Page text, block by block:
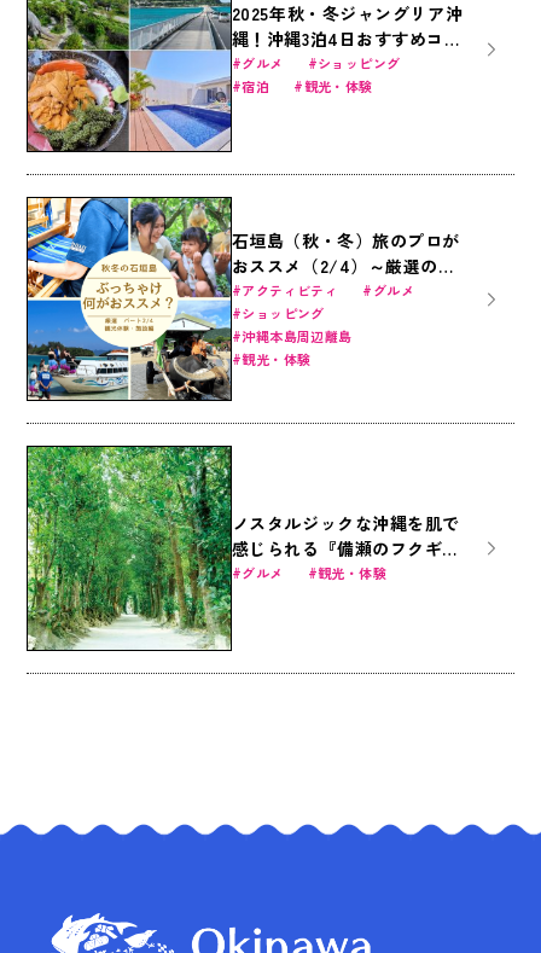
2025年秋・冬ジャングリア沖
縄！沖縄3泊4日おすすめコー
ス｜沖縄美ら海水族館・ジャ
ングリア沖縄・国際通りを遊
グルメ
ショッピング
宿泊
観光・体験
石垣島（秋・冬）旅のプロが
おススメ（2/4）～厳選の観
光体験・施設編～
アクティビティ
グルメ
ショッピング
沖縄本島周辺離島
観光・体験
ノスタルジックな沖縄を肌で
感じられる『備瀬のフクギ並
木の楽しみ方』
グルメ 観光・体験